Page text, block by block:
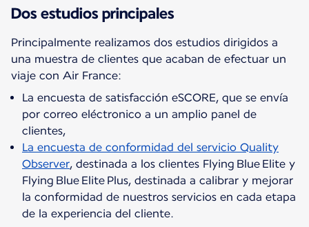
Dos estudios principales
Principalmente realizamos dos estudios dirigidos a
una muestra de clientes que acaban de efectuar un
La encuesta de satisfacción eSCORE, que se envía
por correo eléctronico a un amplio panel de
clientes,
La encuesta de conformidad del servicio Quality
Observer, destinada a los clientes Flying Blue Elite y
Flying Blue Elite Plus, destinada a calibrar y mejorar
la conformidad de nuestros servicios en cada etapa
de la experiencia del cliente.